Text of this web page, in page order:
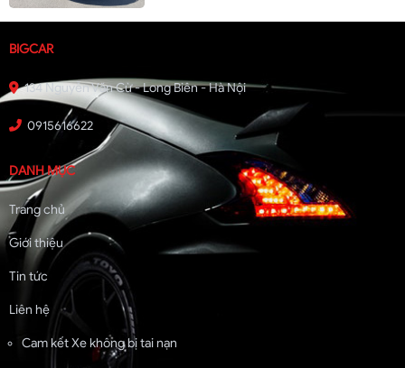
BIGCAR
134 Nguyễn Văn Cừ - Long Biên - Hà Nội
0915616622
DANH MỤC
Trang chủ
Giới thiệu
Tin tức
Liên hệ
Cam kết Xe không bị tai nạn